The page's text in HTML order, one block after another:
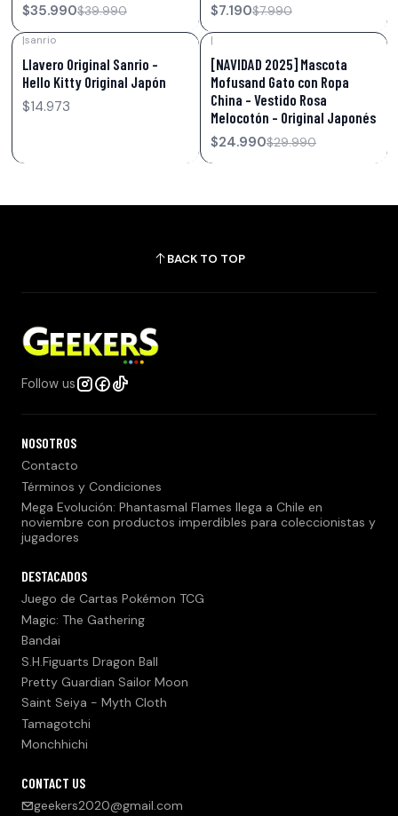
$35.990$39.990
$7.190$7.990
|sanrio
Llavero Original Sanrio –
Hello Kitty Original Japón
$14.973
|
[NAVIDAD 2025] Mascota
Mofusand Gato con Ropa
China – Vestido Rosa
Melocotón – Original Japonés
$24.990$29.990
BACK TO TOP
Follow us
NOSOTROS
Contacto
Términos y Condiciones
Mega Evolución: Phantasmal Flames llega a Chile en
noviembre con productos imperdibles para coleccionistas y
jugadores
DESTACADOS
Juego de Cartas Pokémon TCG
Magic: The Gathering
Bandai
S.H.Figuarts Dragon Ball
Pretty Guardian Sailor Moon
Saint Seiya - Myth Cloth
Tamagotchi
Monchhichi
CONTACT US
geekers2020@gmail.com